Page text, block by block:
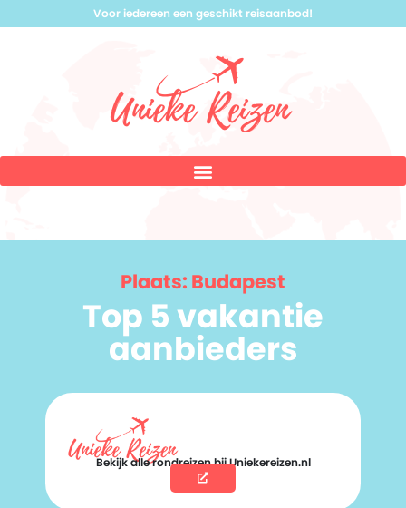
Voor iedereen een geschikt reisaanbod!
Plaats: Budapest
Top 5 vakantie
aanbieders
Bekijk alle rondreizen bij Uniekereizen.nl